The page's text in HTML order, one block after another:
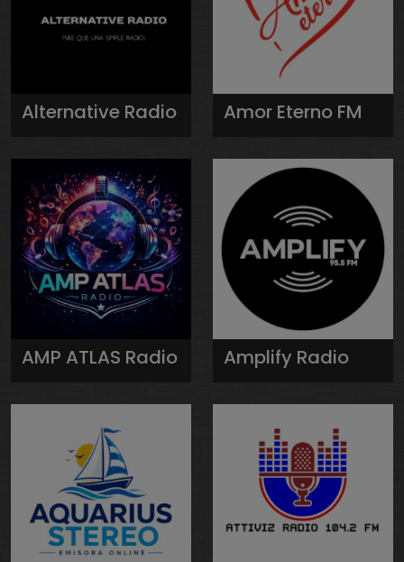
Alternative Radio Amor Eterno FM
AMP ATLAS Radio Amplify Radio